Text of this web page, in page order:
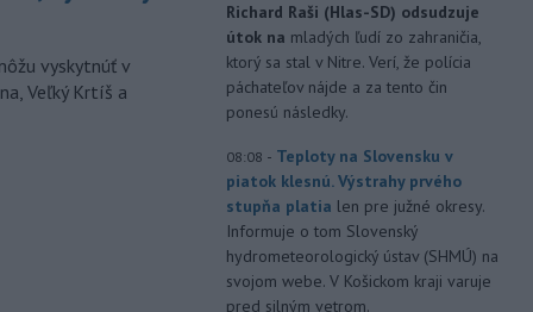
vyskytnúť v
Veľký Krtíš a
Richard Raši (Hlas-SD) odsudzuje
útok na mladých ľudí zo zahraničia,
ktorý sa stal v Nitre. Verí, že polícia
páchateľov nájde a za tento čin
ponesú následky.
08:08 - Teploty na Slovensku v
piatok klesnú. Výstrahy prvého
stupňa platia len pre južné okresy.
Informuje o tom Slovenský
hydrometeorologický ústav (SHMÚ) na
svojom webe. V Košickom kraji varuje
pred silným vetrom.